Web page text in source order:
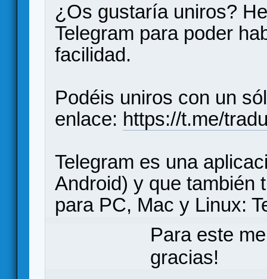
¿Os gustaría uniros?
Telegram para poder
facilidad.
Podéis uniros con un
enlace: https://t.me/
Telegram es una
Android) y que también
para PC, Mac y Linux:
Para este
gracias!